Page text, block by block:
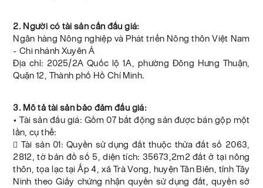
2. Người có tài sản cấn đấu giá:
Ngân hàng Nông nghiệp và Phát triển Nông thôn Việt Nam
- Chi nhánh Xuyên Á
Địa chỉ: 2025/2A Quốc lộ 1A, phường Đông Hưng Thuận,
Quận 12, Thành phố Hồ Chí Minh.
3. Mô tả tài sản bảo đảm đấu giá:
• Tài sản đấu giá: Gồm 07 bất động sản được bán gộp một
lần, cụ thể:
 Tài sản 01: Quyền sử dụng đất thuộc thửa đất số 2063,
2812, tờ bản đồ số 5, diện tích: 35673,2m2 đất ở tại nông
thôn, tọa lạc tại Ấp 4, xã Trà Vong, huyện Tân Biên, tỉnh Tây
Ninh theo Giấy chứng nhận quyền sử dụng đất, quyền sở